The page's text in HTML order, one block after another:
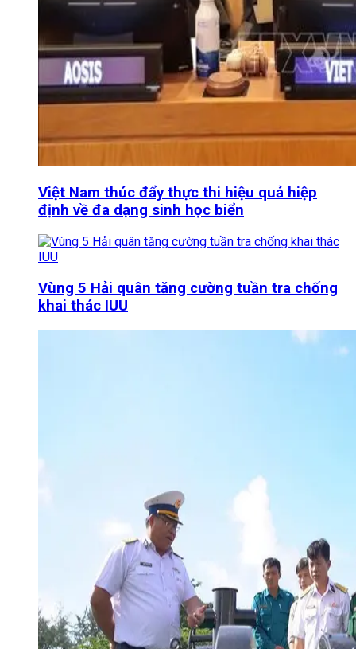
Việt Nam thúc đẩy thực thi hiệu quả hiệp
định về đa dạng sinh học biển
Vùng 5 Hải quân tăng cường tuần tra chống
khai thác IUU